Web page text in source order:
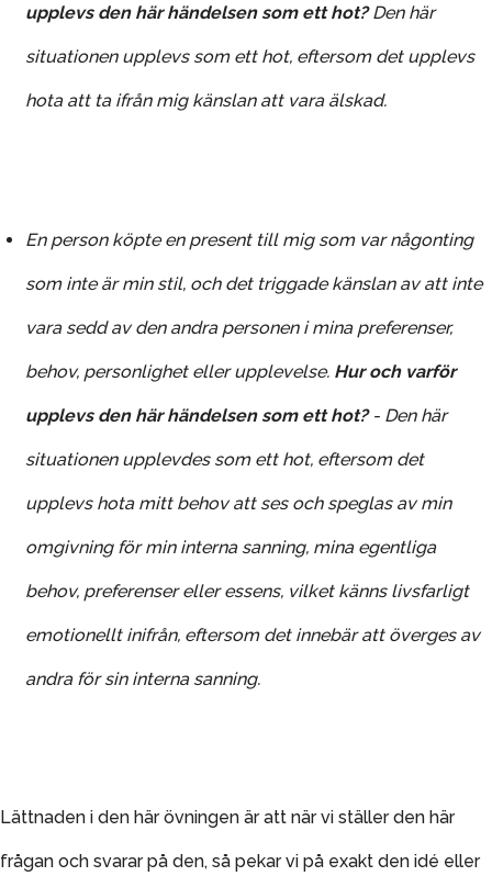
upplevs den här händelsen som ett hot? Den här
situationen upplevs som ett hot, eftersom det upplevs
hota att ta ifrån mig känslan att vara älskad.
En person köpte en present till mig som var någonting
som inte är min stil, och det triggade känslan av att inte
vara sedd av den andra personen i mina preferenser,
behov, personlighet eller upplevelse. Hur och varför
upplevs den här händelsen som ett hot?- Den här
situationen upplevdes som ett hot, eftersom det
upplevs hota mitt behov att ses och speglas av min
omgivning för min interna sanning, mina egentliga
behov, preferenser eller essens, vilket känns livsfarligt
emotionellt inifrån, eftersom det innebär att överges av
andra för sin interna sanning.
Lättnaden i den här övningen är att när vi ställer den här
frågan och svarar på den, så pekar vi på exakt den idé eller